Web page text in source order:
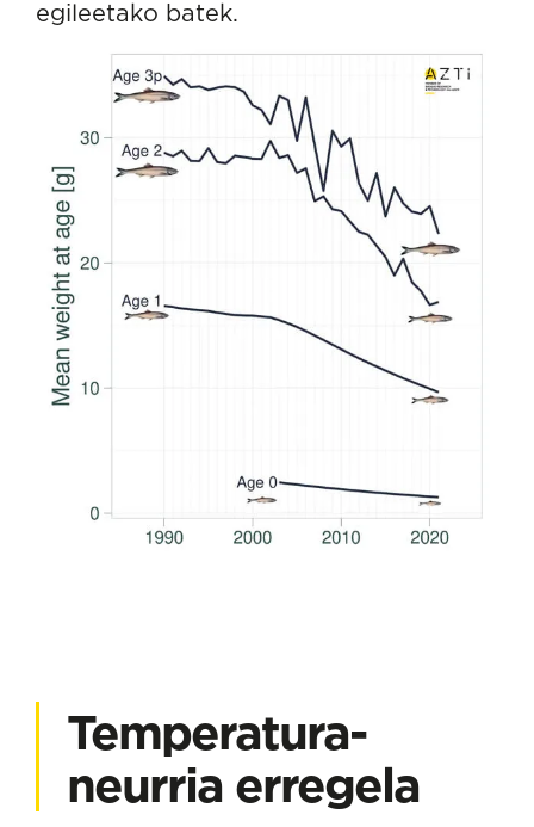
egileetako batek.
Temperatura-
neurria erregela